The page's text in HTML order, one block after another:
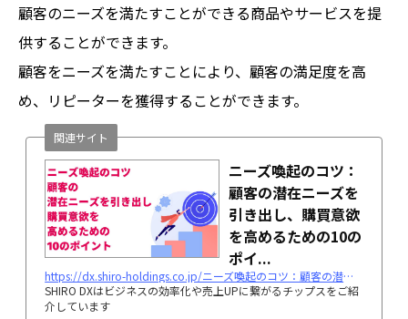
顧客のニーズを満たすことができる商品やサービスを提
供することができます。
顧客をニーズを満たすことにより、顧客の満足度を高
め、リピーターを獲得することができます。
ニーズ喚起のコツ：
顧客の潜在ニーズを
引き出し、購買意欲
を高めるための10の
ポイ...
https://dx.shiro-holdings.co.jp/ニーズ喚起のコツ：顧客の潜在ニーズを引き出し/
SHIRO DXはビジネスの効率化や売上UPに繋がるチップスをご紹
介しています
関連サイト